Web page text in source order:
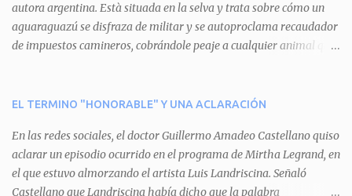
r
i
o
autora argentina. Està situada en la selva y trata sobre cómo un
aguaraguazú se disfraza de militar y se autoproclama recaudador
de impuestos camineros, cobrándole peaje a cualquier animal que
aguará le provoca. De igual manera pasa con Tatú, el armadillo.
del aguará y pasa sin pagar. Por último, Tui, la cotorra, deja
expuesta la mentira del aguará y arenga a los otros tres
personajes a unirse para enfrentarlo. Finalmente, terminan por
EL TERMINO "HONORABLE" Y UNA ACLARACIÓN
En las redes sociales, el doctor Guillermo Amadeo Castellano quiso
aclarar un episodio ocurrido en el programa de Mirtha Legrand, en
el que estuvo almorzando el artista Luis Landriscina. Señaló
Castellano que Landriscina había dicho que la palabra